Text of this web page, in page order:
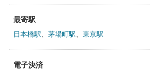
最寄駅
日本橋駅 茅場町駅 東京駅
電子決済